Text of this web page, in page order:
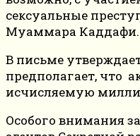
сексуальные
Муаммара Каддафи.
В письме
предполагает, что
исчисляемую
Особого внимания